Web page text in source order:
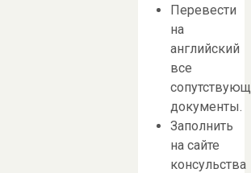
Перевести
на
английский
все
документы.
Заполнить
на сайте
консульства